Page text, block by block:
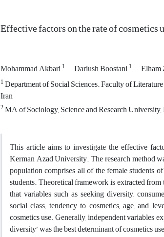
Effective factors on the rate of cosmetics
Mohammad Akbari1 Dariush Boostani1 Elham
1Department of Social Sciences. Faculty of
Iran
2MA of Sociology, Science and Research
This article aims to investigate the effective
Kerman Azad University. The research method
population comprises all of the female students
students. Theoretical framework is extracted
that variables such as seeking diversity,
social class, tendency to cosmetics, age, and
cosmetics use. Generally, independent variables
diversity’ was the best determinant of cosmetics